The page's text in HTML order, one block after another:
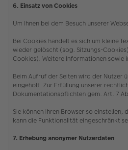
6. Einsatz von Cookies
Um Ihnen bei dem Besuch unserer
Bei Cookies handelt es sich um kleine
wieder gelöscht (sog. Sitzungs-
Cookies). Weitere Informationen sowie
Beim Aufruf der Seiten wird der Nutzer
eingeholt. Zur Erfüllung unserer
Dokumentationspflichten gem. Art. 7
Sie können Ihren Browser so
kann die Funktionalität eingeschränkt
7. Erhebung anonymer Nutzerdaten